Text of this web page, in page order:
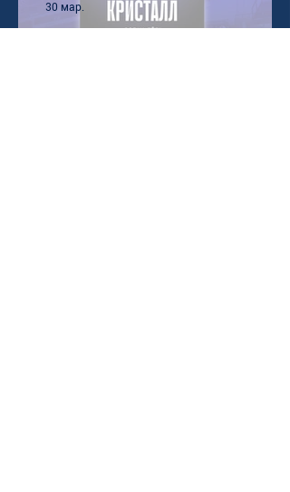
30 мар.